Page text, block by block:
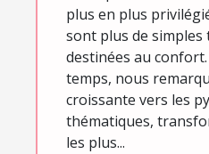
plus en plus
sont plus de simples
destinées au
temps, nous
croissante vers les
thématiques,
les plus...